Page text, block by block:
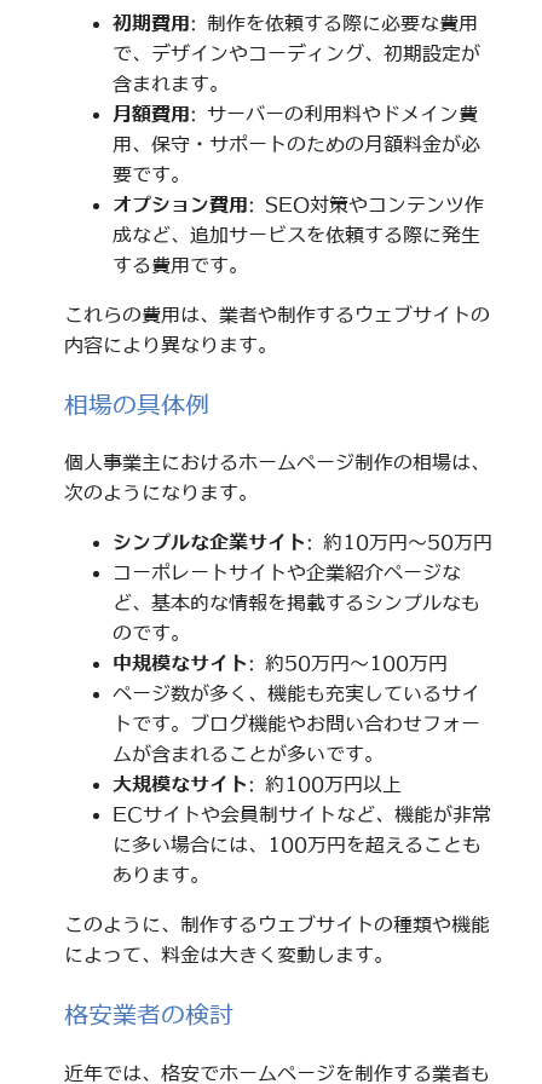
初期費用: 制作を依頼する際に必要な費用
で、デザインやコーディング、初期設定が
含まれます。
月額費用: サーバーの利用料やドメイン費
用、保守・サポートのための月額料金が必
要です。
オプション費用: SEO対策やコンテンツ作
成など、追加サービスを依頼する際に発生
する費用です。
これらの費用は、業者や制作するウェブサイトの
内容により異なります。
相場の具体例
個人事業主におけるホームページ制作の相場は、
次のようになります。
シンプルな企業サイト: 約10万円～50万円
コーポレートサイトや企業紹介ページな
ど、基本的な情報を掲載するシンプルなも
のです。
中規模なサイト: 約50万円～100万円
ページ数が多く、機能も充実しているサイ
トです。ブログ機能やお問い合わせフォー
ムが含まれることが多いです。
大規模なサイト: 約100万円以上
ECサイトや会員制サイトなど、機能が非常
に多い場合には、100万円を超えることも
あります。
このように、制作するウェブサイトの種類や機能
によって、料金は大きく変動します。
格安業者の検討
近年では、格安でホームページを制作する業者も